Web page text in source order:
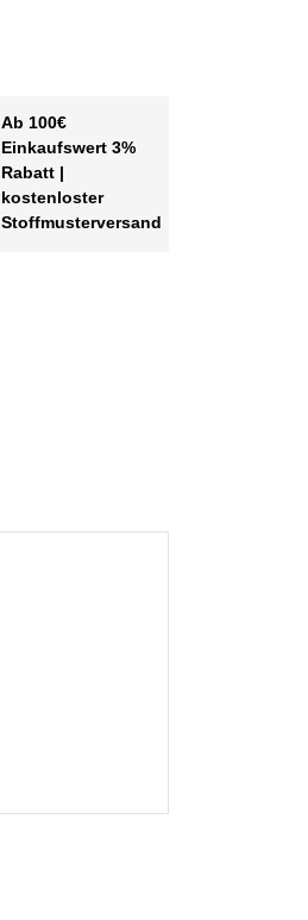
Ab 100€
Einkaufswert 3%
Rabatt |
kostenloster
Stoffmusterversand